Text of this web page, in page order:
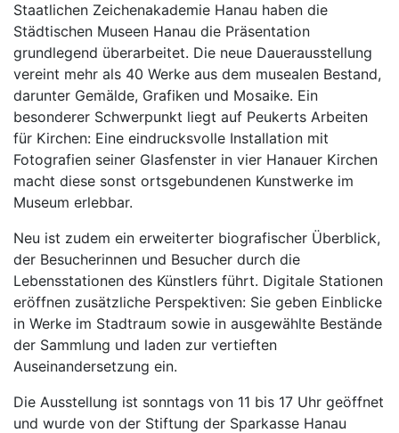
Staatlichen Zeichenakademie Hanau haben die
Städtischen Museen Hanau die Präsentation
grundlegend überarbeitet. Die neue Dauerausstellung
vereint mehr als 40 Werke aus dem musealen Bestand,
darunter Gemälde, Grafiken und Mosaike. Ein
besonderer Schwerpunkt liegt auf Peukerts Arbeiten
für Kirchen: Eine eindrucksvolle Installation mit
Fotografien seiner Glasfenster in vier Hanauer Kirchen
macht diese sonst ortsgebundenen Kunstwerke im
Museum erlebbar.
Neu ist zudem ein erweiterter biografischer Überblick,
der Besucherinnen und Besucher durch die
Lebensstationen des Künstlers führt. Digitale Stationen
eröffnen zusätzliche Perspektiven: Sie geben Einblicke
in Werke im Stadtraum sowie in ausgewählte Bestände
der Sammlung und laden zur vertieften
Auseinandersetzung ein.
Die Ausstellung ist sonntags von 11 bis 17 Uhr geöffnet
und wurde von der Stiftung der Sparkasse Hanau